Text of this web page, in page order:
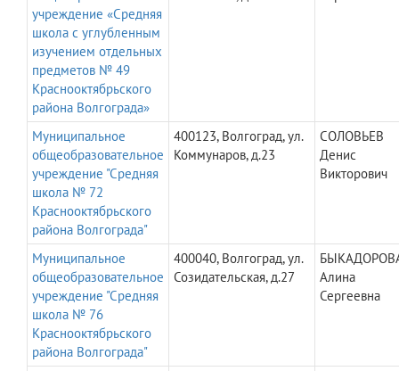
учреждение «Средняя
школа с углубленным
изучением отдельных
предметов № 49
Краснооктябрьского
района Волгограда»
Муниципальное
общеобразовательное
учреждение "Средняя
школа № 72
Краснооктябрьского
района Волгограда"
400123, Волгоград, ул.
Коммунаров, д.23
СОЛОВЬЕВ
Денис
Викторович
Муниципальное
общеобразовательное
учреждение "Средняя
школа № 76
Краснооктябрьского
района Волгограда"
400040, Волгоград, ул.
Созидательская, д.27
Алина
Сергеевна